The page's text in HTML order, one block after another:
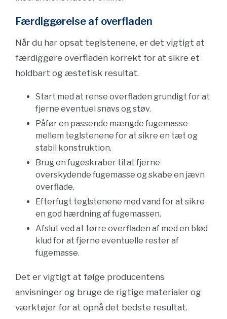
Færdiggørelse af overfladen
Når du har opsat teglstenene, er det vigtigt at
færdiggøre overfladen korrekt for at sikre et
holdbart og æstetisk resultat.
Start med at rense overfladen grundigt for at
fjerne eventuel snavs og støv.
Påfør en passende mængde fugemasse
mellem teglstenene for at sikre en tæt og
stabil konstruktion.
Brug en fugeskraber til at fjerne
overskydende fugemasse og skabe en jævn
overflade.
Efterfugt teglstenene med vand for at sikre
en god hærdning af fugemassen.
Afslut ved at tørre overfladen af med en blød
klud for at fjerne eventuelle rester af
fugemasse.
Det er vigtigt at følge producentens
anvisninger og bruge de rigtige materialer og
værktøjer for at opnå det bedste resultat.